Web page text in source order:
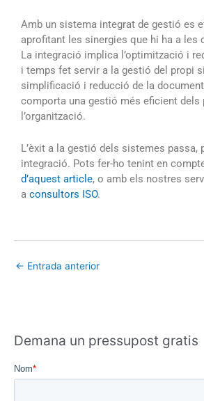
Amb un sistema integrat de gestió es
aprofitant les sinergies que hi ha a les
La integració implica l’optimització i
i temps fet servir a la gestió del propi
simplificació i reducció de la
comporta una gestió més eficient dels
l’organització.
L’èxit a la gestió dels sistemes passa,
integració. Pots fer-ho tenint en
d’aquest article, o amb els nostres
a consultors ISO.
← Entrada anterior
Demana un pressupost gratis